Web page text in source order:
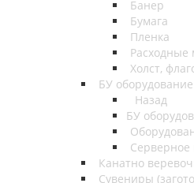
Банер
Бумага
Пленка
Расходные
Холст,
БУ
Назад
БУ
Канатно
Сувениры